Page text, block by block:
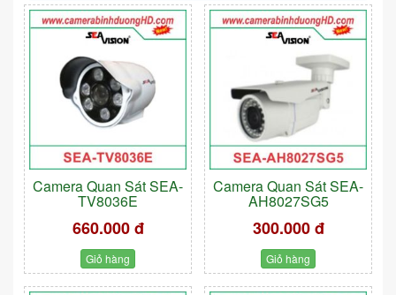
Camera Quan Sát SEA-
TV8036E
660.000 đ
Giỏ hàng
Camera Quan Sát SEA-
AH8027SG5
300.000 đ
Giỏ hàng